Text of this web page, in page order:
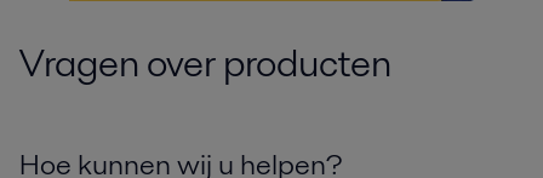
Vragen over producten
Hoe kunnen wij u helpen?